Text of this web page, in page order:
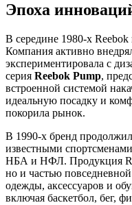
Эпоха
В середине 1980-х
Компания активно
экспериментировала с
серия Reebok Pump,
встроенной системой
идеальную посадку и
покорила рынок.
В 1990-х бренд
известными
НБА и НФЛ. Продукция
но и частью
одежды, аксессуаров и
включая баскетбол, бег,